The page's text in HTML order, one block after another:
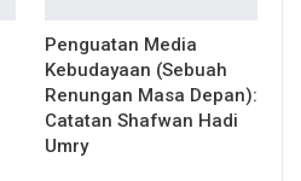
Penguatan Media
Kebudayaan (Sebuah
Renungan Masa Depan):
Catatan Shafwan Hadi
Umry